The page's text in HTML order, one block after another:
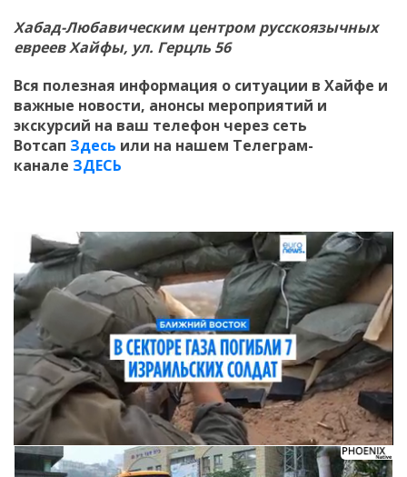
Хабад-Любавическим центром русскоязычных
евреев Хайфы, ул. Герцль 56
Вся полезная информация о ситуации в Хайфе и
важные новости, анонсы мероприятий и
экскурсий на ваш телефон через сеть
Вотсап Здесь или на нашем Телеграм-
канале ЗДЕСЬ